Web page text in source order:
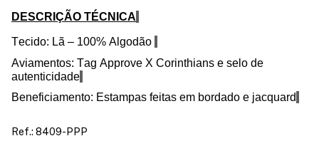
DESCRIÇÃO TÉCNICA
Tecido: Lã – 100% Algodão
Aviamentos: Tag Approve X Corinthians e selo de
autenticidade
Beneficiamento: Estampas feitas em bordado e jacquard
Ref.: 8409-PPP